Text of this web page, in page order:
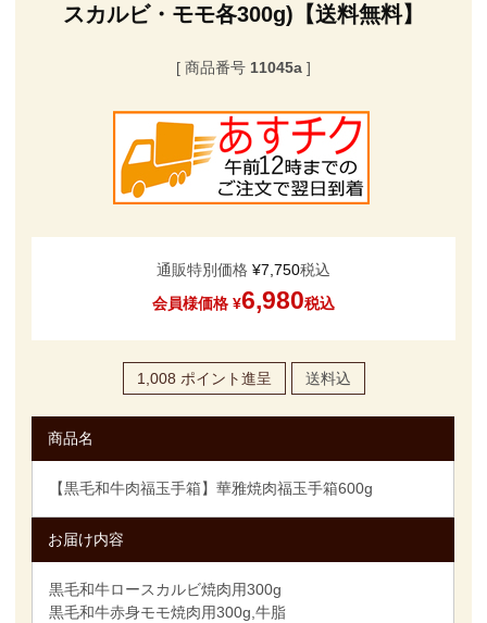
スカルビ・モモ各300g)【送料無料】
商品番号 11045a
通販特別価格 ¥7,750税込
会員様価格 ¥6,980税込
1,008 ポイント進呈 送料込
商品名
【黒毛和牛肉福玉手箱】華雅焼肉福玉手箱600g
お届け内容
黒毛和牛ロースカルビ焼肉用300g
黒毛和牛赤身モモ焼肉用300g,牛脂